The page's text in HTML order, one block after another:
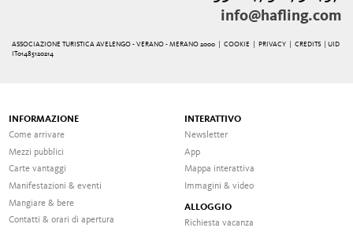
info@hafling.com
ASSOCIAZIONE TURISTICA AVELENGO - VERANO - MERANO 2000 | COOKIE PRIVACY |CREDITS
| UID
IT01485120214
INFORMAZIONE
Come arrivare
Mezzi pubblici
Carte vantaggi
Manifestazioni & eventi
Mangiare & bere
Contatti & orari di apertura
INTERATTIVO
Newsletter
App
Mappa interattiva
Immagini & video
ALLOGGIO
Richiesta vacanza